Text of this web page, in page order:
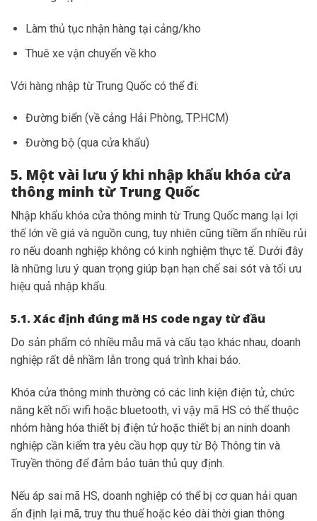
Làm thủ tục nhận hàng tại cảng/kho
Thuê xe vận chuyển về kho
Với hàng nhập từ Trung Quốc có thể đi:
Đường biển (về cảng Hải Phòng, TP.HCM)
Đường bộ (qua cửa khẩu)
5. Một vài lưu ý khi nhập khẩu khóa cửa
thông minh từ Trung Quốc
Nhập khẩu khóa cửa thông minh từ Trung Quốc mang lại lợi
thế lớn về giá và nguồn cung, tuy nhiên cũng tiềm ẩn nhiều rủi
ro nếu doanh nghiệp không có kinh nghiệm thực tế. Dưới đây
là những lưu ý quan trọng giúp bạn hạn chế sai sót và tối ưu
hiệu quả nhập khẩu.
5.1. Xác định đúng mã HS code ngay từ đầu
Do sản phẩm có nhiều mẫu mã và cấu tạo khác nhau, doanh
nghiệp rất dễ nhầm lẫn trong quá trình khai báo.
Khóa cửa thông minh thường có các linh kiện điện tử, chức
năng kết nối wifi hoặc bluetooth, vì vậy mã HS có thể thuộc
nhóm hàng hóa thiết bị điện tử hoặc thiết bị an ninh doanh
nghiệp cần kiểm tra yêu cầu hợp quy từ Bộ Thông tin và
Truyền thông để đảm bảo tuân thủ quy định.
Nếu áp sai mã HS, doanh nghiệp có thể bị cơ quan hải quan
ấn định lại mã, truy thu thuế hoặc kéo dài thời gian thông